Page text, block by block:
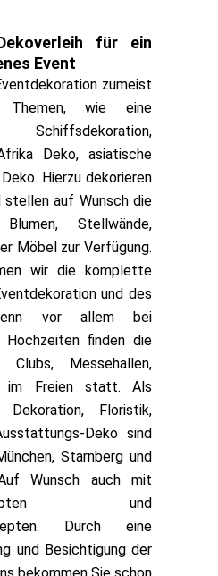
für ein
Event
zumeist
Themen, wie eine
Schiffsdekoration,
Deko, asiatische
Hierzu dekorieren
stellen auf Wunsch die
Blumen, Stellwände,
Möbel zur Verfügung.
wir die komplette
und des
vor allem bei
Hochzeiten finden die
Messehallen,
im Freien statt. Als
Floristik,
Deko sind
Starnberg und
Wunsch auch mit
und
Durch eine
und Besichtigung der